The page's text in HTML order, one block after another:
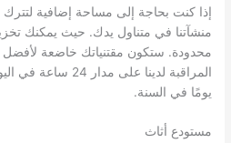
إذا كنت بحاجة إلى مساحة إضافية
منشآتنا في متناول يدك. حيث يمكنك
محدودة. ستكون مقتنياتك خاضعة لأفضل
يومًا في السنة.
مستودع أثاث